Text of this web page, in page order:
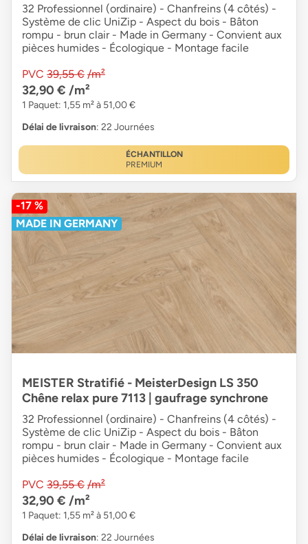
32 Professionnel (ordinaire) - Chanfreins (4 côtés) -
Système de clic UniZip - Aspect du bois - Bâton
rompu - brun clair - Made in Germany - Convient aux
pièces humides - Écologique - Montage facile
PVC 39,55 € /m²
32,90 € /m²
1 Paquet: 1,55 m² à 51,00 €
Délai de livraison: 22 Journées
ÉCHANTILLON
PREMIUM
-17 %
MADE IN GERMANY
MEISTER Stratifié - MeisterDesign LS 350
Chêne relax pure 7113 | gaufrage synchrone
32 Professionnel (ordinaire) - Chanfreins (4 côtés) -
Système de clic UniZip - Aspect du bois - Bâton
rompu - brun clair - Made in Germany - Convient aux
pièces humides - Écologique - Montage facile
PVC 39,55 € /m²
32,90 € /m²
1 Paquet: 1,55 m² à 51,00 €
Délai de livraison: 22 Journées